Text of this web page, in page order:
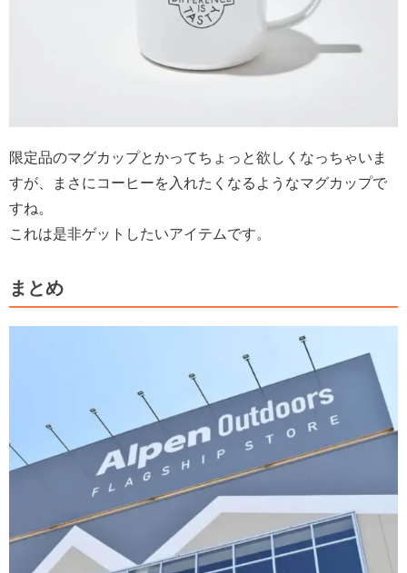
限定品のマグカップとかってちょっと欲しくなっちゃいま
すが、まさにコーヒーを入れたくなるようなマグカップで
すね。
これは是非ゲットしたいアイテムです。
まとめ